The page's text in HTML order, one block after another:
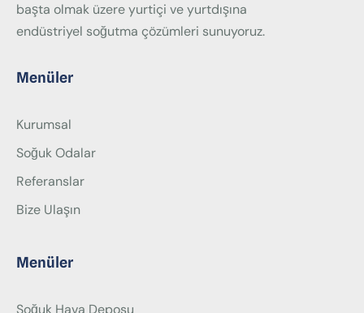
başta olmak üzere yurtiçi ve yurtdışına
endüstriyel soğutma çözümleri sunuyoruz.
Menüler
Kurumsal
Soğuk Odalar
Referanslar
Bize Ulaşın
Menüler
Soğuk Hava Deposu